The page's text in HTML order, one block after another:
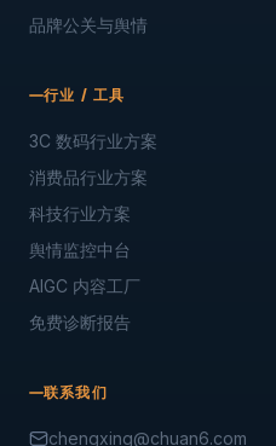
品牌公关与舆情
行业 / 工具
3C 数码行业方案
消费品行业方案
科技行业方案
舆情监控中台
AIGC 内容工厂
免费诊断报告
联系我们
chengxing@chuan6.com